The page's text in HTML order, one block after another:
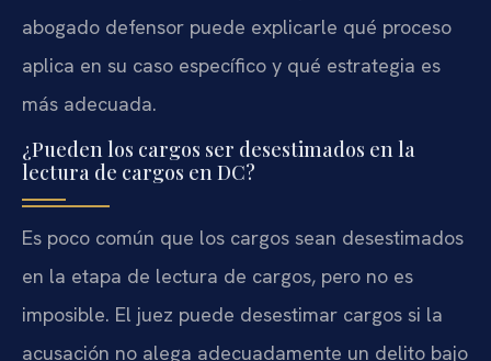
abogado defensor puede explicarle qué proceso
aplica en su caso específico y qué estrategia es
más adecuada.
¿Pueden los cargos ser desestimados en la
lectura de cargos en DC?
Es poco común que los cargos sean desestimados
en la etapa de lectura de cargos, pero no es
imposible. El juez puede desestimar cargos si la
acusación no alega adecuadamente un delito bajo